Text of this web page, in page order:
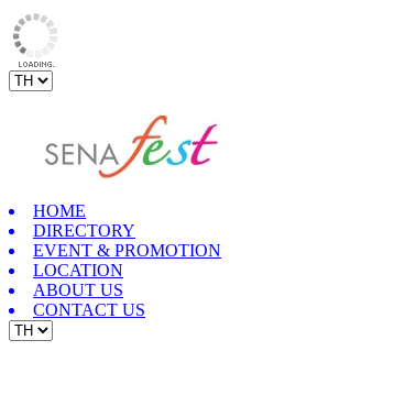
HOME
DIRECTORY
EVENT & PROMOTION
LOCATION
ABOUT US
CONTACT US